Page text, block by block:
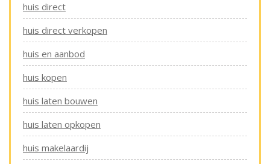
huis direct
huis direct verkopen
huis en aanbod
huis kopen
huis laten bouwen
huis laten opkopen
huis makelaardij